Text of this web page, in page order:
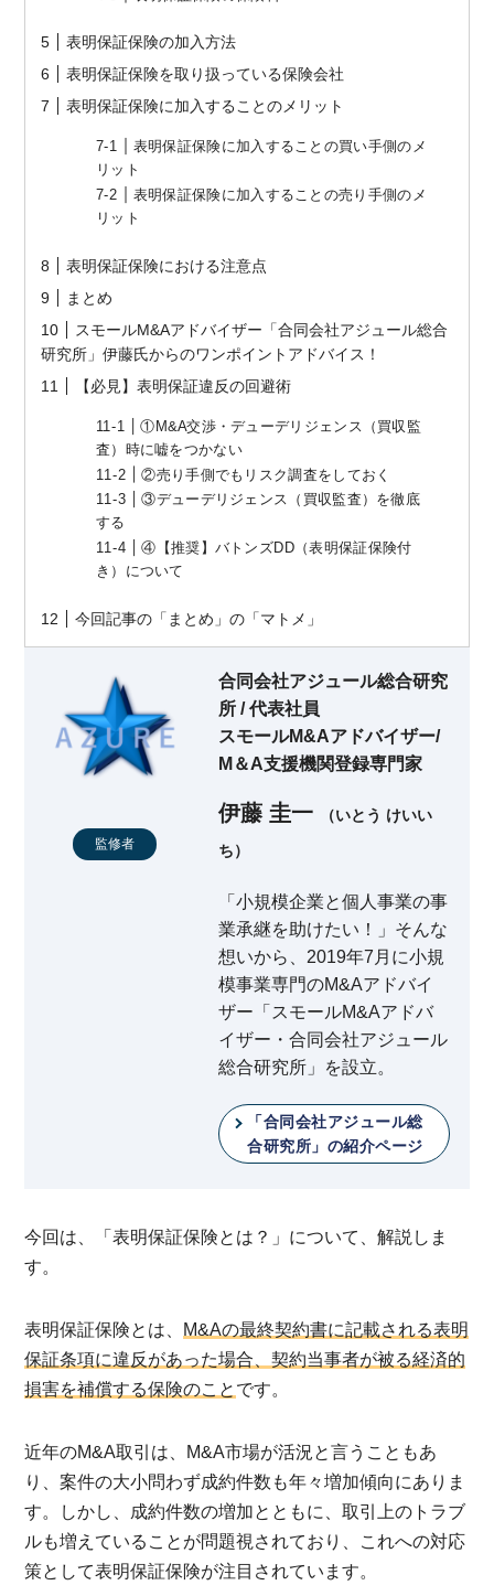
表明保証保険の加入方法
表明保証保険を取り扱っている保険会社
表明保証保険に加入することのメリット
表明保証保険に加入することの買い手側のメ
リット
表明保証保険に加入することの売り手側のメ
リット
表明保証保険における注意点
まとめ
スモールM&Aアドバイザー「合同会社アジュール総合
研究所」伊藤氏からのワンポイントアドバイス！
【必見】表明保証違反の回避術
①M&A交渉・デューデリジェンス（買収監
査）時に嘘をつかない
②売り手側でもリスク調査をしておく
③デューデリジェンス（買収監査）を徹底
する
④【推奨】バトンズDD（表明保証保険付
き）について
今回記事の「まとめ」の「マトメ」
監修者
合同会社アジュール総合研究
所 / 代表社員
スモールM&Aアドバイザー/
M＆A支援機関登録専門家
伊藤 圭一
（いとう けいい
ち）
「小規模企業と個人事業の事
業承継を助けたい！」そんな
想いから、2019年7月に小規
模事業専門のM&Aアドバイ
ザー「スモールM&Aアドバ
イザー・合同会社アジュール
総合研究所」を設立。
「合同会社アジュール総
合研究所」の紹介ページ
今回は、「表明保証保険とは？」について、解説しま
す。
表明保証保険とは、 M&Aの最終契約書に記載される表明
保証条項に違反があった場合、契約当事者が被る経済的
損害を補償する保険のこと です。
近年のM&A取引は、M&A市場が活況と言うこともあ
り、案件の大小問わず成約件数も年々増加傾向にありま
す。しかし、成約件数の増加とともに、取引上のトラブ
ルも増えていることが問題視されており、これへの対応
策として表明保証保険が注目されています。